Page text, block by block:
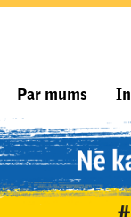
Par mums